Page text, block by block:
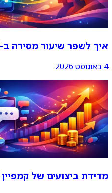
איך לשפר שיעור מסירה ב-SMS ולהגיע ללקוחות
4 באוגוסט 2026
מדידת ביצועים של קמפיין SMS שמייצרת צמיחה